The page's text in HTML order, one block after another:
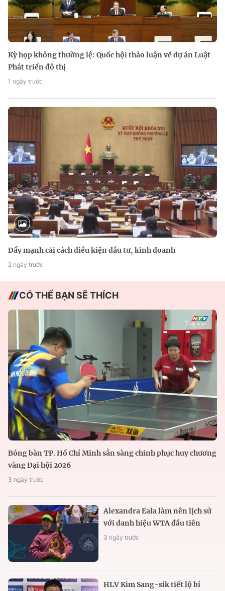
Kỳ họp không thường lệ: Quốc hội thảo luận về dự án Luật
Phát triển đô thị
1 ngày trước
Đẩy mạnh cải cách điều kiện đầu tư, kinh doanh
2 ngày trước
CÓ THỂ BẠN SẼ THÍCH
Bóng bàn TP. Hồ Chí Minh sẵn sàng chinh phục huy chương
vàng Đại hội 2026
3 ngày trước
Alexandra Eala làm nên lịch sử
với danh hiệu WTA đầu tiên
3 ngày trước
HLV Kim Sang-sik tiết lộ bí